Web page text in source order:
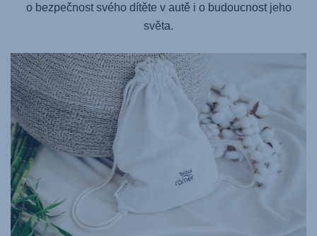
o bezpečnost svého dítěte v autě i o budoucnost jeho
světa.